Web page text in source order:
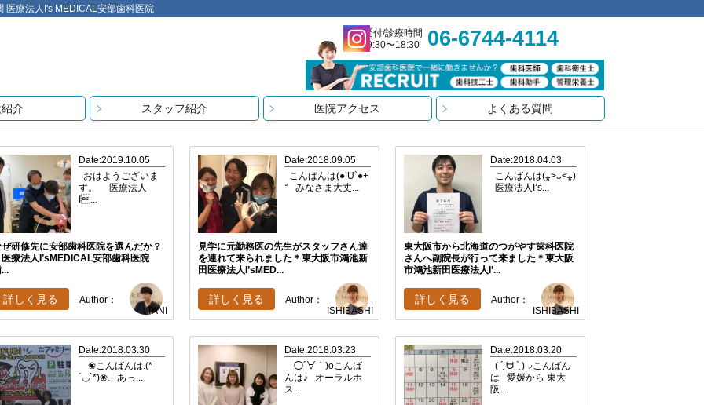
医療法人I's MEDICAL安部歯科医院
受付/診療時間
9:30〜18:30
06-6744-4114
介 スタッフ紹介 医院アクセス よくある質問
Date:2019.10.05
おはようございま
す。 医療法人
I...
研修先に安部歯科医院を選んだか？
医療法人I’sMEDICAL安部歯科医院
Author：
TANI
詳しく見る
Date:2018.09.05
こんばんは(●’U`●+
° みなさま大丈...
見学に元勤務医の先生がスタッフさん達
を連れて来られました＊東大阪市鴻池新
田医療法人I’sMED...
Author：
ISHIBASHI
詳しく見る
Date:2018.04.03
こんばんは(⁎˃ᴗ˂⁎)
医療法人I’s...
東大阪市から北海道のつがやす歯科医院
さんへ副院長が行って来ました＊東大阪
市鴻池新田医療法人I’...
Author：
ISHIBASHI
詳しく見る
Date:2018.03.30
❀こんばんは.(*
´◡`*)❀. あっ...
Date:2018.03.23
◯´∀｀)oこんば
んは♪ オーラルホ
ス...
Date:2018.03.20
( ´͈ ᗨ `͈ )◞こんばん
は 愛媛から 東大
阪...